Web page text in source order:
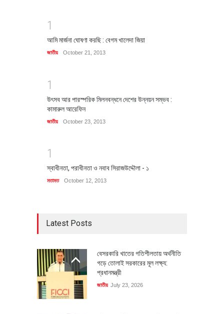
1
আমি মার্জনা ঘোষণা করছি : বেগম খালেদা জিয়া
জাতীয় October 21, 2013
1
উৎসব আর পারস্পরিক মিলনবন্ধনে দেশের উন্নয়ন সম্ভব :
কামারুল আরেফিন
জাতীয় October 23, 2013
1
স্বাধীনতা, পরাধীনতা ও নবাব সিরাজউদ্দৌলা - ১
মতামত October 12, 2013
Latest Posts
বেসরকারি খাতের গতিশীলতায় অর্থনীতি
গড়ে তোলাই সরকারের মূল লক্ষ্য:
প্রধানমন্ত্রী
জাতীয় July 23, 2026